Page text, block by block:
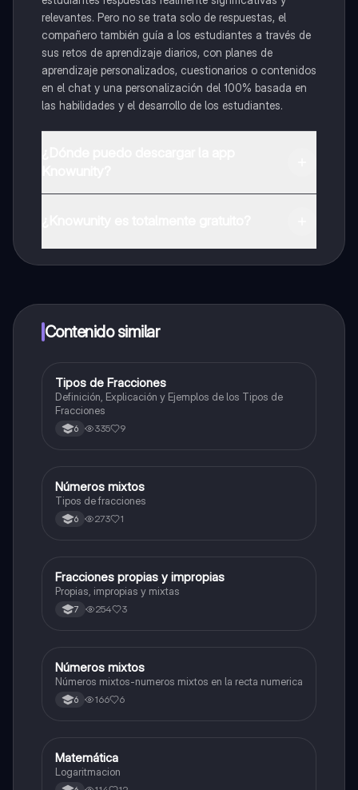
relevantes. Pero no se trata solo de respuestas, el
compañero también guía a los estudiantes a través de
sus retos de aprendizaje diarios, con planes de
aprendizaje personalizados, cuestionarios o contenidos
en el chat y una personalización del 100% basada en
las habilidades y el desarrollo de los estudiantes.
a determinadas funciones.
Contenido similar
Matemáticas
Tipos de Fracciones
Definición, Explicación y Ejemplos de los Tipos de
Fracciones
6 335 9
Matemáticas
Números mixtos
Tipos de fracciones
6 273 1
Matemáticas
Fracciones propias y impropias
Propias, impropias y mixtas
7 254 3
Matemáticas
Números mixtos
Números mixtos-numeros mixtos en la recta numerica
6 166 6
Matemáticas
Matemática
Logaritmacion